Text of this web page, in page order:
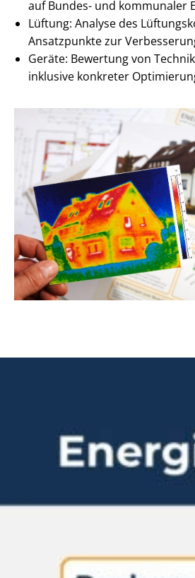
auf Bundes- und kommunaler
Lüftung: Analyse des
Ansatzpunkte zur
Geräte: Bewertung von
inklusive konkreter